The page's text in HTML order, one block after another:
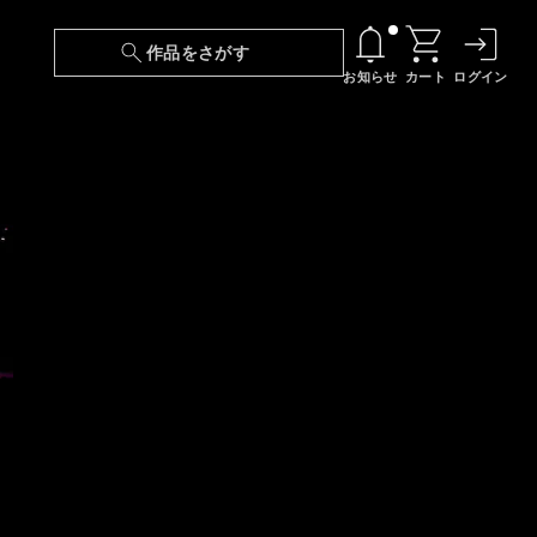
作品をさがす
お知らせ
話 配信日変更のお知らせ
日本語字幕】【セリフ検索】新規追加のお知
カート ログイン